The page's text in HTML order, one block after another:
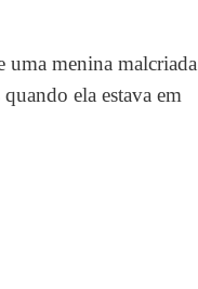
uma menina malcriada
ela estava em